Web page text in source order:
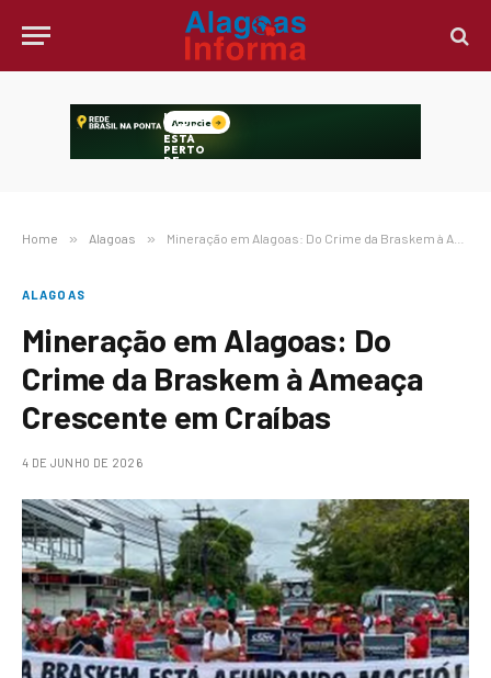
Home » Alagoas » Mineração em Alagoas: Do Crime da Braskem à Ameaça Crescente em Craíbas
ALAGOAS
Mineração em Alagoas: Do
Crime da Braskem à Ameaça
Crescente em Craíbas
4 DE JUNHO DE 2026